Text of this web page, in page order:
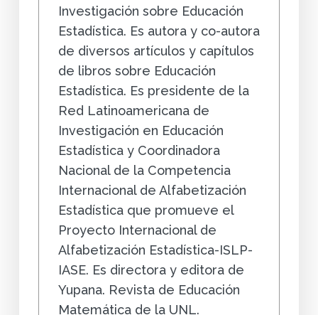
Investigación sobre Educación
Estadística. Es autora y co-autora
de diversos artículos y capítulos
de libros sobre Educación
Estadística. Es presidente de la
Red Latinoamericana de
Investigación en Educación
Estadística y Coordinadora
Nacional de la Competencia
Internacional de Alfabetización
Estadística que promueve el
Proyecto Internacional de
Alfabetización Estadística-ISLP-
IASE. Es directora y editora de
Yupana. Revista de Educación
Matemática de la UNL.